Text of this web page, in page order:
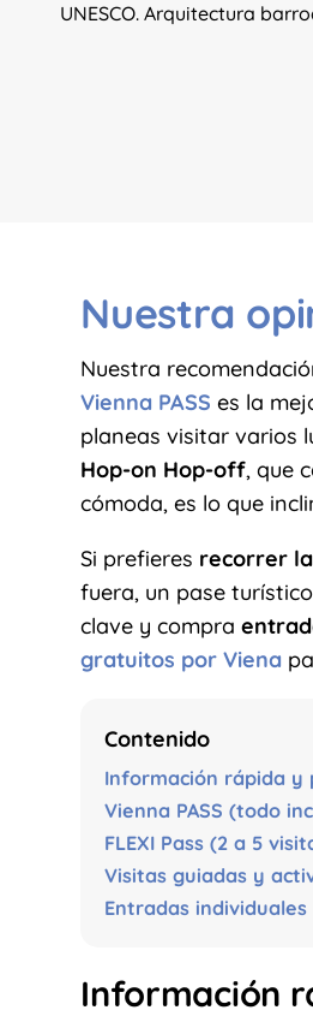
UNESCO. Arquitectura
Nuestra
Nuestra
Vienna PASS es la
planeas visitar varios
Hop-on Hop-off, que
cómoda, es lo que
Si prefieres recorrer
fuera, un pase
clave y compra
gratuitos por Viena
Contenido
Información rápida
Vienna PASS (todo
FLEXI Pass (2 a 5
Visitas guiadas y
Entradas individuales
Información